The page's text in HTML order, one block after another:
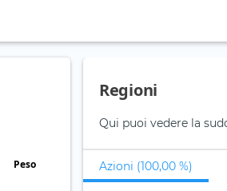
Peso
Regioni
Qui puoi vedere la
Azioni (100,00 %)